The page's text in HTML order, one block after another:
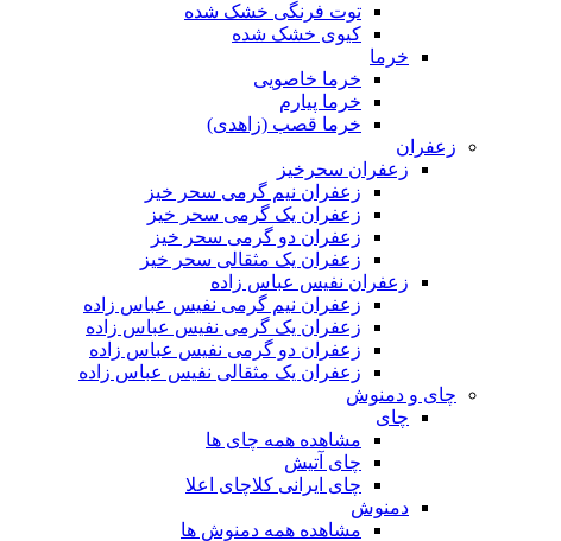
توت فرنگی خشک شده
کیوی خشک شده
خرما
خرما خاصویی
خرما پیارم
خرما قصب (زاهدی)
زعفران
زعفران سحرخیز
زعفران نیم گرمی سحر خیز
زعفران یک گرمی سحر خیز
زعفران دو گرمی سحر خیز
زعفران یک مثقالی سحر خیز
زعفران نفیس عباس زاده
زعفران نیم گرمی نفیس عباس زاده
زعفران یک گرمی نفیس عباس زاده
زعفران دو گرمی نفیس عباس زاده
زعفران یک مثقالی نفیس عباس زاده
چای و دمنوش
چای
مشاهده همه چای ها
چای آتیش
چای ایرانی کلاچای اعلا
دمنوش
مشاهده همه دمنوش ها